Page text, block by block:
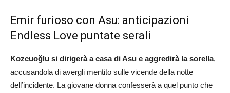
Emir furioso con Asu: anticipazioni
Endless Love puntate serali
Kozcuoğlu si dirigerà a casa di Asu e aggredirà la sorella,
accusandola di avergli mentito sulle vicende della notte
dell’incidente. La giovane donna confesserà a quel punto che